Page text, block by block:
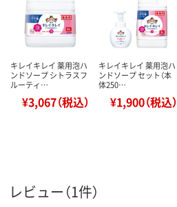
キレイキレイ 薬用泡ハ
ンドソープ シトラスフ
ルーティ…
¥3,067（税込）
キレイキレイ 薬用泡ハ
ンドソープ セット（本
体250…
¥1,900（税込）
レビュー（1件）